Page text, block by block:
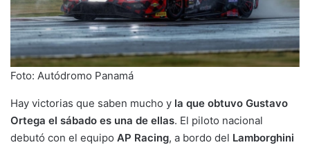
Foto: Autódromo Panamá
Hay victorias que saben mucho y la que obtuvo Gustavo
Ortega el sábado es una de ellas. El piloto nacional
debutó con el equipo AP Racing, a bordo del Lamborghini